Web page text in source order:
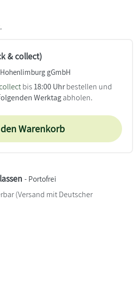
& collect)
gGmbH
bis18:00 Uhrbestellen und
Werktagabholen.
Warenkorb
- Portofrei
(Versand mit Deutscher